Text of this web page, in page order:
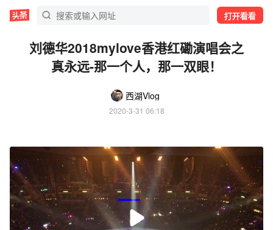
打开看看
刘德华2018mylove香港红磡演唱会之
真永远-那一个人，那一双眼！
西湖Vlog
2020-3-31 06:18